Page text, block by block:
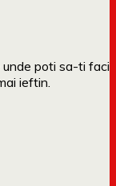
poti sa-ti faci
ieftin.